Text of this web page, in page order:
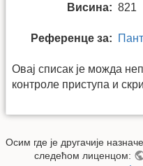
Висина: 821
Референце за:
Овај списак је можда
контроле приступа и
Осим где је другачије
следећом лиценцом: